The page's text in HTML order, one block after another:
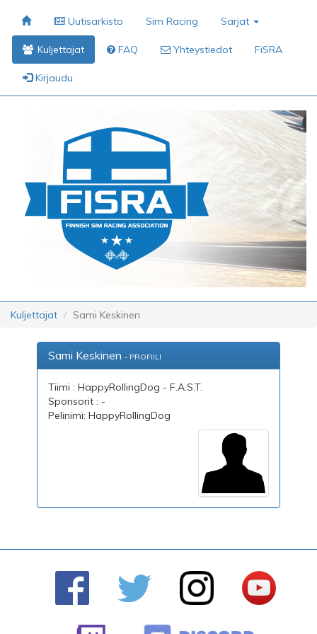
Uutisarkisto Sim Racing Sarjat
Kuljettajat FAQ Yhteystiedot FiSRA
Kirjaudu
Kuljettajat Sami Keskinen
Sami Keskinen - PROFIILI
Tiimi : HappyRollingDog - F.A.S.T.
Sponsorit : -
Pelinimi: HappyRollingDog